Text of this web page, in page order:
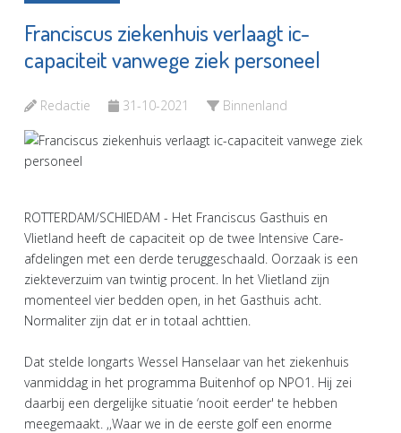
Franciscus ziekenhuis verlaagt ic-
capaciteit vanwege ziek personeel
Redactie 31-10-2021 Binnenland
ROTTERDAM/SCHIEDAM - Het Franciscus Gasthuis en
Vlietland heeft de capaciteit op de twee Intensive Care-
afdelingen met een derde teruggeschaald. Oorzaak is een
ziekteverzuim van twintig procent. In het Vlietland zijn
momenteel vier bedden open, in het Gasthuis acht.
Normaliter zijn dat er in totaal achttien.
Dat stelde longarts Wessel Hanselaar van het ziekenhuis
vanmiddag in het programma Buitenhof op NPO1. Hij zei
daarbij een dergelijke situatie ‘nooit eerder' te hebben
meegemaakt. ,,Waar we in de eerste golf een enorme